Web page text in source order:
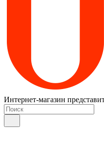
Интернет-магазин